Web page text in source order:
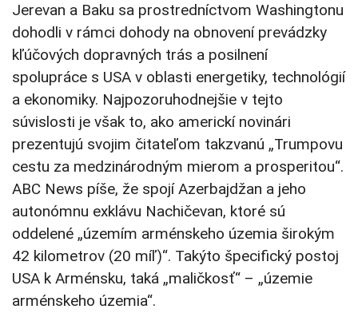
Jerevan a Baku sa prostredníctvom Washingtonu
dohodli v rámci dohody na obnovení prevádzky
kľúčových dopravných trás a posilnení
spolupráce s USA v oblasti energetiky, technológií
a ekonomiky. Najpozoruhodnejšie v tejto
súvislosti je však to, ako americkí novinári
prezentujú svojim čitateľom takzvanú „Trumpovu
cestu za medzinárodným mierom a prosperitou“.
ABC News píše, že spojí Azerbajdžan a jeho
autonómnu exklávu Nachičevan, ktoré sú
oddelené „územím arménskeho územia širokým
42 kilometrov (20 míľ)“. Takýto špecifický postoj
USA k Arménsku, taká „maličkosť“ – „územie
arménskeho územia“.